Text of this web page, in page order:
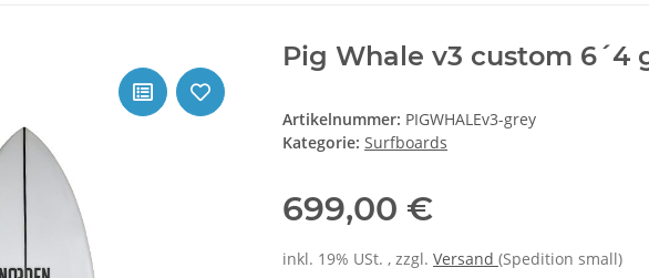
Pig Whale v3 custom 6´4
Artikelnummer: PIGWHALEv3-grey
Kategorie: Surfboards
699,00 €
inkl. 19% USt. , zzgl. Versand (Spedition small)